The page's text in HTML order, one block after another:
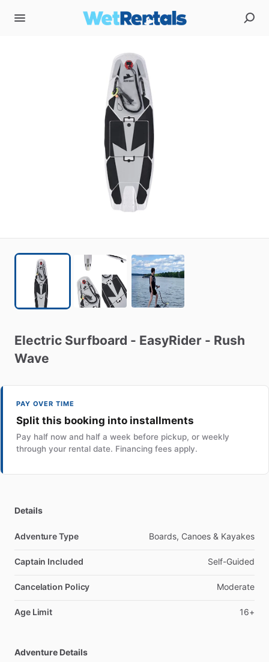
Electric Surfboard - EasyRider - Rush
Wave
PAY OVER TIME
Split this booking into installments
Pay half now and half a week before pickup, or weekly
through your rental date. Financing fees apply.
Details
Adventure Type Boards, Canoes & Kayakes
Captain Included Self-Guided
Cancelation Policy Moderate
Age Limit 16+
Adventure Details